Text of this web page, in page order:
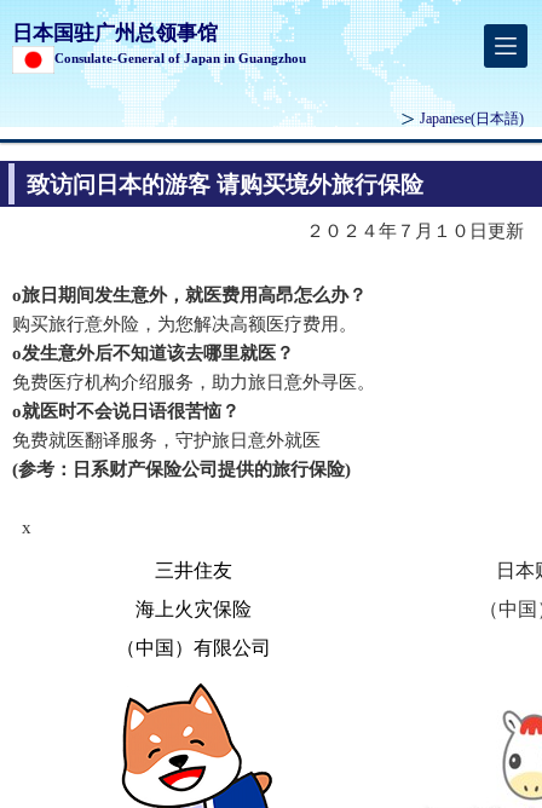
日本国驻广州总领事馆
Consulate-General of Japan in Guangzhou
Japanese(日本語)
致访问日本的游客 请购买境外旅行保险
２０２４年７月１０日更新
o旅日期间发生意外，就医费用高昂怎么办？
购买旅行意外险，为您解决高额医疗费用。
o发生意外后不知道该去哪里就医？
免费医疗机构介绍服务，助力旅日意外寻医。
o就医时不会说日语很苦恼？
免费就医翻译服务，守护旅日意外就医
(参考：日系财产保险公司提供的旅行保险)
x
三井住友
海上火灾保险
（中国）有限公司
日
（中